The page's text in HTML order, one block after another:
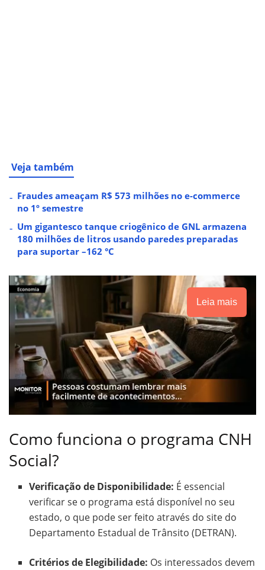
Veja também
Fraudes ameaçam R$ 573 milhões no e-commerce
no 1º semestre
Um gigantesco tanque criogênico de GNL armazena
180 milhões de litros usando paredes preparadas
para suportar –162 °C
Leia mais
Como funciona o programa CNH
Social?
Verificação de Disponibilidade: É essencial
verificar se o programa está disponível no seu
estado, o que pode ser feito através do site do
Departamento Estadual de Trânsito (DETRAN).
Critérios de Elegibilidade: Os interessados devem